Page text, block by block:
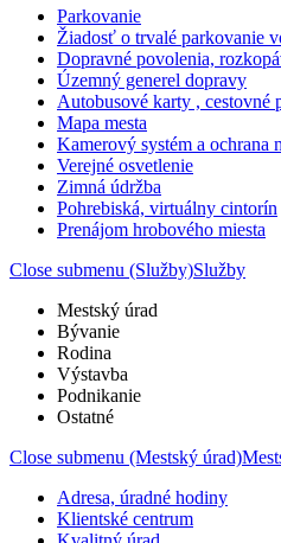
Parkovanie
Žiadosť o trvalé parkovanie
Dopravné povolenia,
Územný generel dopravy
Autobusové karty , cestovné
Mapa mesta
Kamerový systém a ochrana
Verejné osvetlenie
Zimná údržba
Pohrebiská, virtuálny cintorín
Prenájom hrobového miesta
Close submenu (Služby)Služby
Mestský úrad
Bývanie
Rodina
Výstavba
Podnikanie
Ostatné
Close submenu (Mestský úrad)
Adresa, úradné hodiny
Klientské centrum